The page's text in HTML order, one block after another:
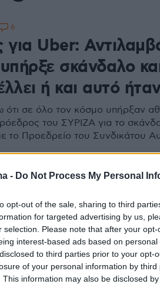
- Do Not Process My Personal
opt-out of the sale, sharing to third
for targeted advertising by us,
selection. Please note that after your
interest-based ads based on
to third parties prior to your opt-
of your personal information by third
This information may also be disclosed
για Uber:
σκάνδαλο
ή και αυτό
ότι σε όλο τον κόσμο υπήρξαν
του ΣΥΡΙΖΑ για το
το Προεδρείο του Συνδικάτου
6
για την υπόθεση
θα το έκανα
πως στόχος του είναι να
στην μαζική ανεργία και ότι
συναντήσεις με ξένους